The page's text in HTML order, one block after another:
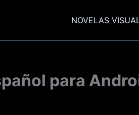
NOVELAS
para